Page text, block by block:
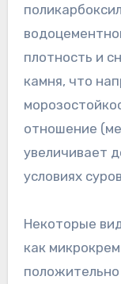
плотность и
камня, что
отношение
увеличивает
условиях
Некоторые
как